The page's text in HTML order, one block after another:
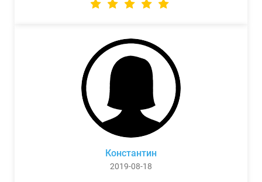
Константин
2019-08-18